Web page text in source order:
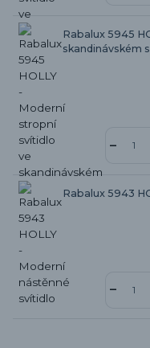
Rabalux 5945
skandinávském
Rabalux 5943